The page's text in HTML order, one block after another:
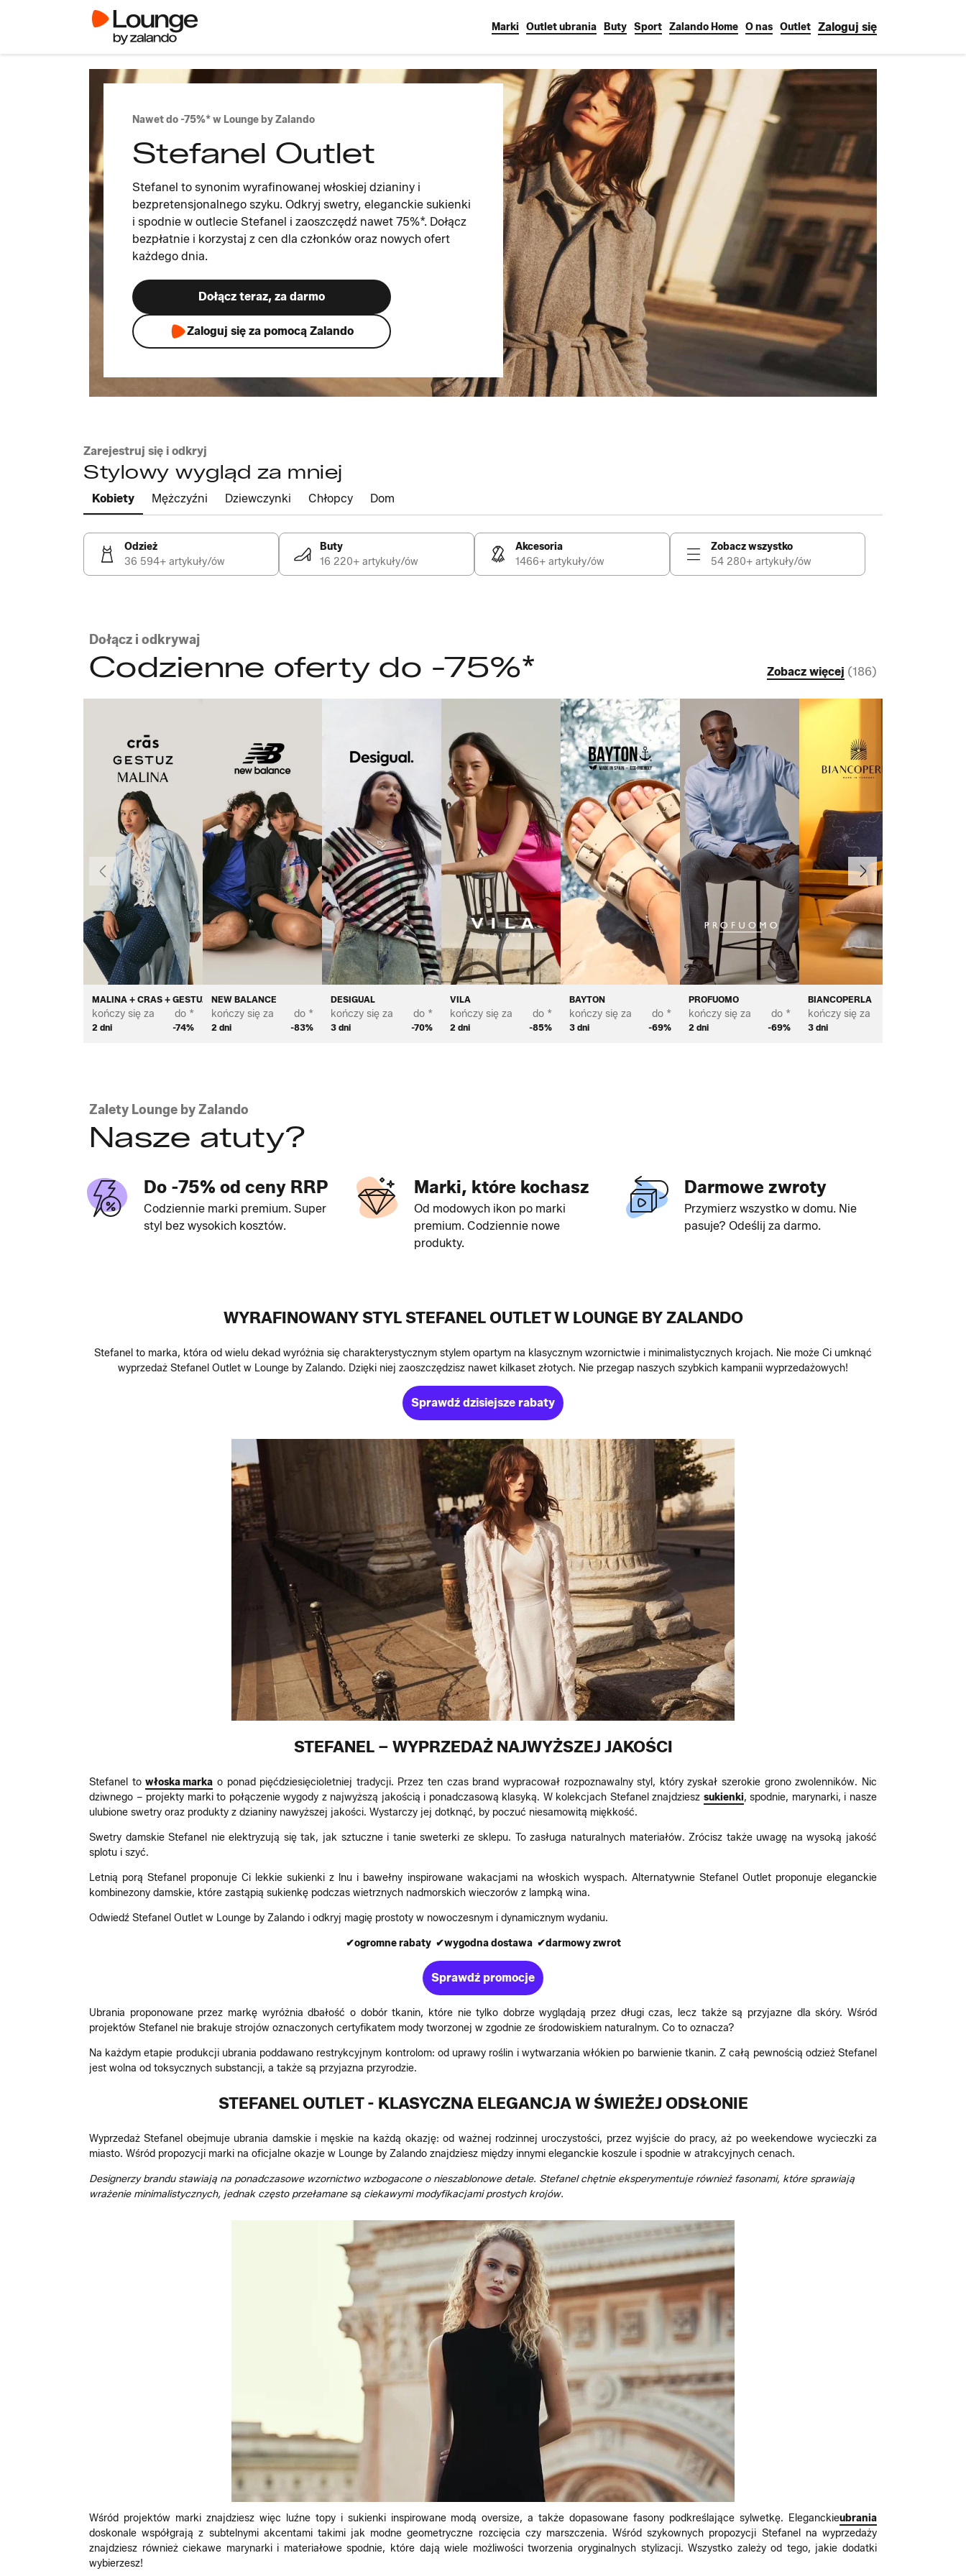
Marki Outlet ubrania Buty Sport Zalando Home O nas Outlet Zaloguj się
Nawet do -75%* w Lounge by Zalando
Stefanel Outlet
Stefanel to synonim wyrafinowanej włoskiej dzianiny i
bezpretensjonalnego szyku. Odkryj swetry, eleganckie sukienki
i spodnie w outlecie Stefanel i zaoszczędź nawet 75%*. Dołącz
bezpłatnie i korzystaj z cen dla członków oraz nowych ofert
każdego dnia.
Dołącz teraz, za darmo
Zaloguj się za pomocą Zalando
Zarejestruj się i odkryj
Stylowy wygląd za mniej
Kobiety Mężczyźni Dziewczynki Chłopcy Dom
Odzież
36 594+ artykuły/ów
Buty
16 220+ artykuły/ów
Akcesoria
1466+ artykuły/ów
Zobacz wszystko
54 280+ artykuły/ów
Dołącz i odkrywaj
Codzienne oferty do -75%* Zobacz więcej (186)
MALINA + CRAS + GESTUZ
kończy się za
2 dni
do *
-74%
NEW BALANCE
kończy się za
2 dni
do *
-83%
DESIGUAL
kończy się za
3 dni
do *
-70%
VILA
kończy się za
2 dni
do *
-85%
BAYTON
kończy się za
3 dni
do *
-69%
PROFUOMO
kończy się za
2 dni
do *
-69%
BIANCOPERLA
kończy się za
3 dni
Poprzedni Dalej
Zalety Lounge by Zalando
Nasze atuty?
Do -75% od ceny RRP
Codziennie marki premium. Super
styl bez wysokich kosztów.
Marki, które kochasz
Od modowych ikon po marki
premium. Codziennie nowe
produkty.
Darmowe zwroty
Przymierz wszystko w domu. Nie
pasuje? Odeślij za darmo.
WYRAFINOWANY STYL STEFANEL OUTLET W LOUNGE BY ZALANDO
Stefanel to marka, która od wielu dekad wyróżnia się charakterystycznym stylem opartym na klasycznym wzornictwie i minimalistycznych krojach. Nie może Ci umknąć
wyprzedaż Stefanel Outlet w Lounge by Zalando. Dzięki niej zaoszczędzisz nawet kilkaset złotych. Nie przegap naszych szybkich kampanii wyprzedażowych!
Sprawdź dzisiejsze rabaty
STEFANEL – WYPRZEDAŻ NAJWYŻSZEJ JAKOŚCI
Stefanel towłoska marka o ponad pięćdziesięcioletniej tradycji. Przez ten czas brand wypracował rozpoznawalny styl, który zyskał szerokie grono zwolenników. Nic
dziwnego – projekty marki to połączenie wygody z najwyższą jakością i ponadczasową klasyką. W kolekcjach Stefanel znajdziesz sukienki, spodnie, marynarki, i nasze
ulubione swetry oraz produkty z dzianiny nawyższej jakości. Wystarczy jej dotknąć, by poczuć niesamowitą miękkość.
Swetry damskie Stefanel nie elektryzują się tak, jak sztuczne i tanie sweterki ze sklepu. To zasługa naturalnych materiałów. Zrócisz także uwagę na wysoką jakość
splotu i szyć.
Letnią porą Stefanel proponuje Ci lekkie sukienki z lnu i bawełny inspirowane wakacjami na włoskich wyspach. Alternatywnie Stefanel Outlet proponuje eleganckie
kombinezony damskie, które zastąpią sukienkę podczas wietrznych nadmorskich wieczorów z lampką wina.
Odwiedź Stefanel Outlet w Lounge by Zalando i odkryj magię prostoty w nowoczesnym i dynamicznym wydaniu.
✔ogromne rabaty ✔wygodna dostawa ✔darmowy zwrot
Sprawdź promocje
Ubrania proponowane przez markę wyróżnia dbałość o dobór tkanin, które nie tylko dobrze wyglądają przez długi czas, lecz także są przyjazne dla skóry. Wśród
projektów Stefanel nie brakuje strojów oznaczonych certyfikatem mody tworzonej w zgodnie ze środowiskiem naturalnym. Co to oznacza?
Na każdym etapie produkcji ubrania poddawano restrykcyjnym kontrolom: od uprawy roślin i wytwarzania włókien po barwienie tkanin. Z całą pewnością odzież Stefanel
jest wolna od toksycznych substancji, a także są przyjazna przyrodzie.
STEFANEL OUTLET - KLASYCZNA ELEGANCJA W ŚWIEŻEJ ODSŁONIE
Wyprzedaż Stefanel obejmuje ubrania damskie i męskie na każdą okazję: od ważnej rodzinnej uroczystości, przez wyjście do pracy, aż po weekendowe wycieczki za
miasto. Wśród propozycji marki na oficjalne okazje w Lounge by Zalando znajdziesz między innymi eleganckie koszule i spodnie w atrakcyjnych cenach.
Designerzy brandu stawiają na ponadczasowe wzornictwo wzbogacone o nieszablonowe detale. Stefanel chętnie eksperymentuje również fasonami, które sprawiają
wrażenie minimalistycznych, jednak często przełamane są ciekawymi modyfikacjami prostych krojów.
Wśród projektów marki znajdziesz więc luźne topy i sukienki inspirowane modą oversize, a także dopasowane fasony podkreślające sylwetkę. Eleganckieubrania
doskonale współgrają z subtelnymi akcentami takimi jak modne geometryczne rozcięcia czy marszczenia. Wśród szykownych propozycji Stefanel na wyprzedaży
znajdziesz również ciekawe marynarki i materiałowe spodnie, które dają wiele możliwości tworzenia oryginalnych stylizacji. Wszystko zależy od tego, jakie dodatki
wybierzesz!